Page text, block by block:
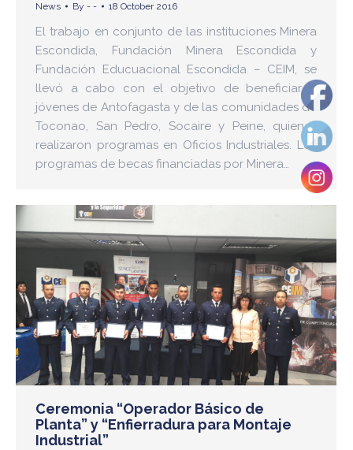
News By - - 18 October 2016
El trabajo en conjunto de las instituciones Minera
Escondida, Fundación Minera Escondida y
Fundación Educuacional Escondida – CEIM, se
llevó a cabo con el objetivo de beneficiar a
jóvenes de Antofagasta y de las comunidades de
Toconao, San Pedro, Socaire y Peine, quienes
realizaron programas en Oficios Industriales. Los
programas de becas financiadas por Minera…
Ceremonia “Operador Básico de
Planta” y “Enfierradura para Montaje
Industrial”